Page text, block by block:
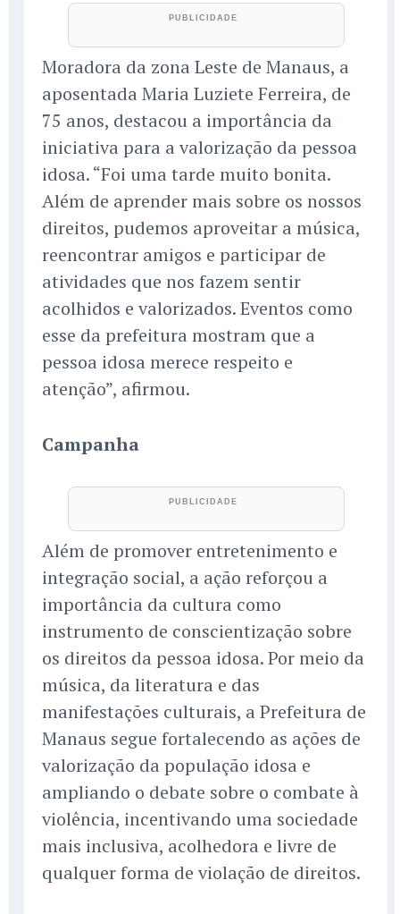
Moradora da zona Leste de Manaus, a
aposentada Maria Luziete Ferreira, de
75 anos, destacou a importância da
iniciativa para a valorização da pessoa
idosa. “Foi uma tarde muito bonita.
Além de aprender mais sobre os nossos
direitos, pudemos aproveitar a música,
reencontrar amigos e participar de
atividades que nos fazem sentir
acolhidos e valorizados. Eventos como
esse da prefeitura mostram que a
pessoa idosa merece respeito e
atenção”, afirmou.
Campanha
Além de promover entretenimento e
integração social, a ação reforçou a
importância da cultura como
instrumento de conscientização sobre
os direitos da pessoa idosa. Por meio da
música, da literatura e das
manifestações culturais, a Prefeitura de
Manaus segue fortalecendo as ações de
valorização da população idosa e
ampliando o debate sobre o combate à
violência, incentivando uma sociedade
mais inclusiva, acolhedora e livre de
qualquer forma de violação de direitos.